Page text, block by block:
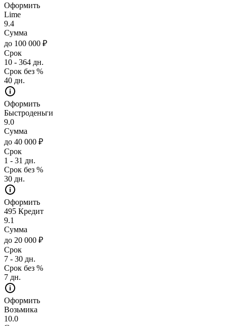
Оформить
Lime
9.4
Сумма
до 100 000 ₽
Срок
10 - 364 дн.
Срок без %
40 дн.
Оформить
Быстроденьги
9.0
Сумма
до 40 000 ₽
Срок
1 - 31 дн.
Срок без %
30 дн.
Оформить
495 Кредит
9.1
Сумма
до 20 000 ₽
Срок
7 - 30 дн.
Срок без %
7 дн.
Оформить
Возьмика
10.0